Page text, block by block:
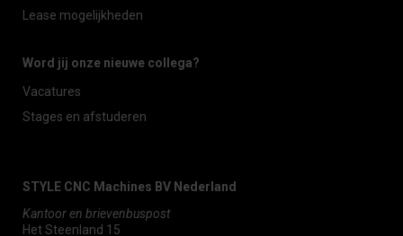
Lease mogelijkheden
Word jij onze nieuwe collega?
Vacatures
Stages en afstuderen
STYLE CNC Machines BV Nederland
Kantoor en brievenbuspost
Het Steenland 15